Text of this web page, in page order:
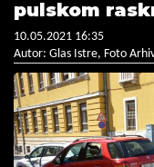
pulskom
10.05.2021 16:35
Autor: Glas Istre, Foto